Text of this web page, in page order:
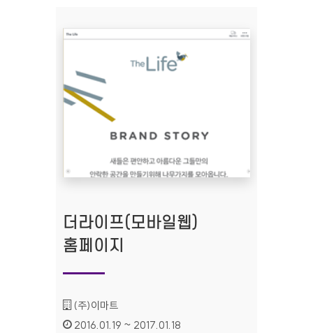
더라이프(모바일웹)
홈페이지
기관명 :
(주)이마트
인증기간 :
2016.01.19 ~ 2017.01.18